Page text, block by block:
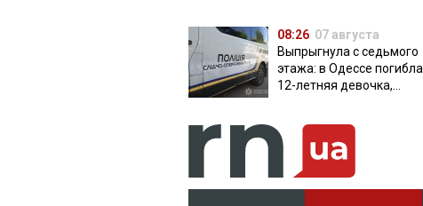
08:26 07 августа
Выпрыгнула с седьмого
этажа: в Одессе погибла
12-летняя девочка,